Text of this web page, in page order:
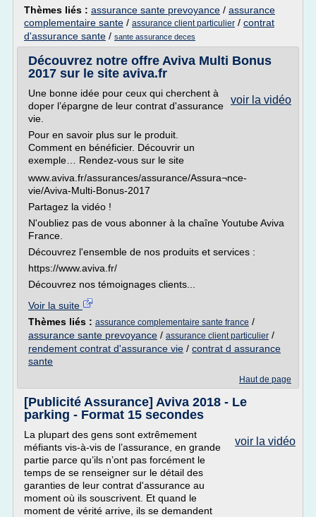
Thèmes liés : assurance sante prevoyance / assurance
complementaire sante / assurance client particulier / contrat
d'assurance sante / sante assurance deces
Découvrez notre offre Aviva Multi Bonus
2017 sur le site aviva.fr
voir la vidéo
Une bonne idée pour ceux qui cherchent à
doper l’épargne de leur contrat d'assurance
vie.
Pour en savoir plus sur le produit.
Comment en bénéficier. Découvrir un
exemple… Rendez-vous sur le site
www.aviva.fr/assurances/assurance/Assura¬nce-
vie/Aviva-Multi-Bonus-2017
Partagez la vidéo !
N'oubliez pas de vous abonner à la chaîne Youtube Aviva
France.
Découvrez l'ensemble de nos produits et services :
https://www.aviva.fr/
Découvrez nos témoignages clients...
Voir la suite
Thèmes liés : assurance complementaire sante france /
assurance sante prevoyance / assurance client particulier /
rendement contrat d'assurance vie / contrat d assurance
sante
Haut de page
[Publicité Assurance] Aviva 2018 - Le
parking - Format 15 secondes
voir la vidéo
La plupart des gens sont extrêmement
méfiants vis-à-vis de l’assurance, en grande
partie parce qu’ils n’ont pas forcément le
temps de se renseigner sur le détail des
garanties de leur contrat d'assurance au
moment où ils souscrivent. Et quand le
moment de vérité arrive, ils se demandent